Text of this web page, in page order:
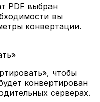
PDF выбран
вы
конвертации.
чтобы
конвертирован
серверах.